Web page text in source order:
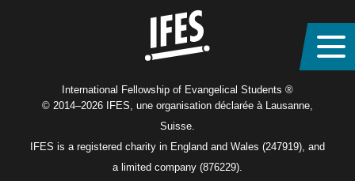
International Fellowship of Evangelical Students ®
© 2014–2026 IFES, une organisation déclarée à Lausanne,
Suisse.
IFES is a registered charity in England and Wales (247919), and
a limited company (876229).